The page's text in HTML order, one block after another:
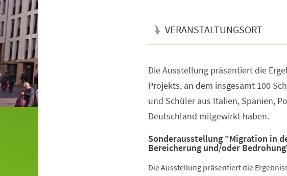
VERANSTALTUNGSORT
Die Ausstellung präsentiert die
Projekts, an dem insgesamt 100
und Schüler aus Italien, Spanien,
Deutschland mitgewirkt haben.
Sonderausstellung "Migration in
Bereicherung und/oder
Die Ausstellung präsentiert die